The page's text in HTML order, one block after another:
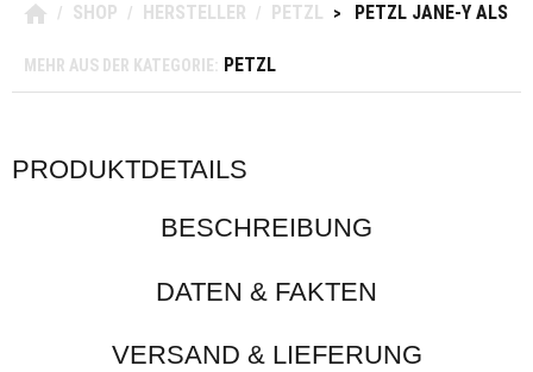
/ SHOP / HERSTELLER / PETZL > PETZL JANE-Y ALS
MEHR AUS DER KATEGORIE: PETZL
PRODUKTDETAILS
BESCHREIBUNG
DATEN & FAKTEN
VERSAND & LIEFERUNG